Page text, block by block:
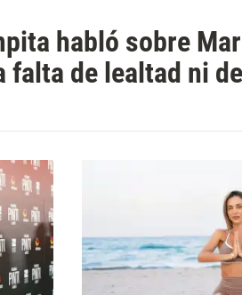
habló sobre
falta de lealtad ni